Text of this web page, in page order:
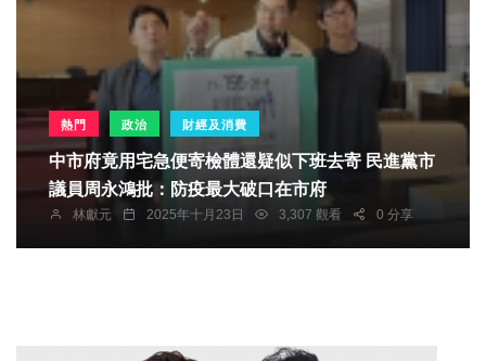
熱門 政治 財經及消費
中市府竟用宅急便寄檢體還疑似下班去寄 民進黨市
議員周永鴻批：防疫最大破口在市府
林獻元 2025年十月23日 3,307 觀看 0 分享